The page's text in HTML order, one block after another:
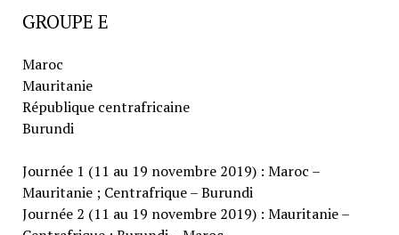
GROUPE E
Maroc
Mauritanie
République centrafricaine
Burundi
Journée 1 (11 au 19 novembre 2019) : Maroc –
Mauritanie ; Centrafrique – Burundi
Journée 2 (11 au 19 novembre 2019) : Mauritanie –